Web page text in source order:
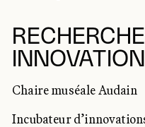
INNOVATION
Chaire muséale Audain
Incubateur